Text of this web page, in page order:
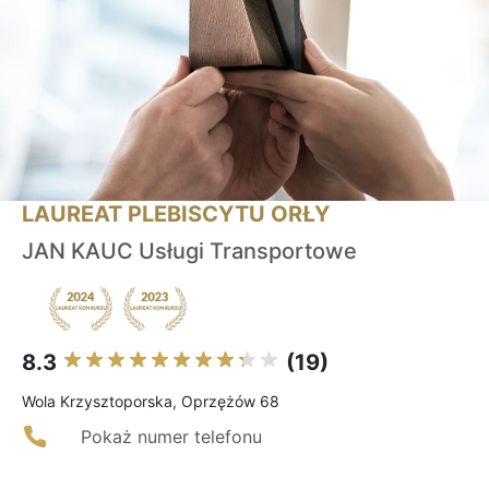
LAUREAT PLEBISCYTU ORŁY
JAN KAUC Usługi Transportowe
8.3 (19)
Wola Krzysztoporska, Oprzężów 68
Pokaż numer telefonu